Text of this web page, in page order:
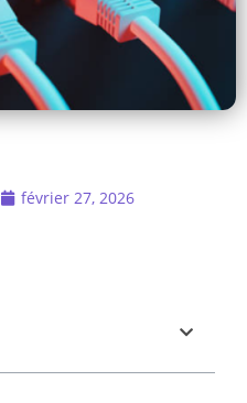
février 27, 2026